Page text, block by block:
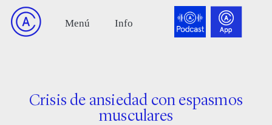
Crisis de ansiedad con espasmos
musculares